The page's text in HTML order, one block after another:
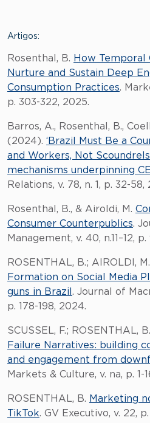
Artigos:
Rosenthal, B. How Temporal
Nurture and Sustain Deep
Consumption Practices.
p. 303-322, 2025.
Barros, A., Rosenthal, B.,
(2024). ‘Brazil Must Be a
and Workers, Not
mechanisms underpinning
Relations, v. 78, n. 1, p. 32-58,
Rosenthal, B., & Airoldi, M.
Consumer Counterpublics.
Management, v. 40, n.11–12,
ROSENTHAL, B.; AIROLDI, M.
Formation on Social Media
guns in Brazil . Journal of
p. 178-198, 2024.
SCUSSEL, F.; ROSENTHAL,
Failure Narratives: building
and engagement from
Markets & Culture, v. na, p. 1-
ROSENTHAL, B. Marketing
TikTok. GV Executivo, v. 22,